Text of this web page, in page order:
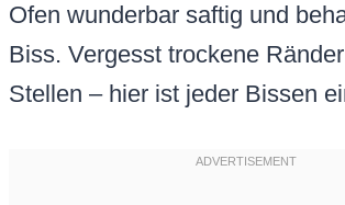
Ofen wunderbar saftig und
Biss. Vergesst trockene
Stellen – hier ist jeder Bissen